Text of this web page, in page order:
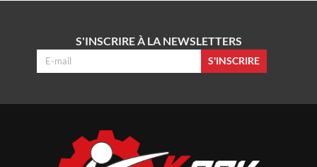
S'INSCRIRE À LA NEWSLETTERS
S'INSCRIRE